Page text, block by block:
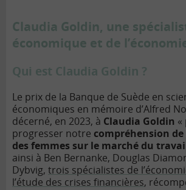
Claudia Goldin, une
économique et de
Qui est Claudia Goldin ?
Le prix de la Banque de Suède en
économiques en mémoire d’Alfred
décerné, en 2023, à Claudia Goldin
progresser notre compréhension
des femmes sur le marché du
ainsi à Ben Bernanke, Douglas
Dybvig, trois spécialistes de
l’étude des crises financières,